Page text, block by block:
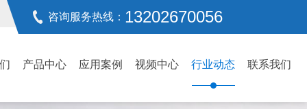
咨询服务热线： 13202670056
产品中心 应用案例 视频中心 行业动态 联系我们